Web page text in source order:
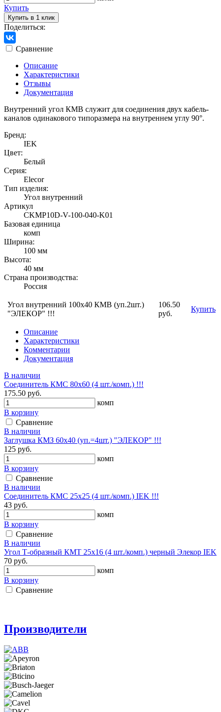
Купить
Купить в 1 клик
Поделиться:
Сравнение
Описание
Характеристики
Отзывы
Документация
Внутренний угол КМВ служит для соединения двух кабель-
каналов одинакового типоразмера на внутреннем углу 90°.
Бренд:
IEK
Цвет:
Белый
Серия:
Elecor
Тип изделия:
Угол внутренний
Артикул
CKMP10D-V-100-040-K01
Базовая единица
комп
Ширина:
100 мм
Высота:
40 мм
Страна производства:
Россия
Угол внутренний 100х40 КМВ (уп.2шт.)
"ЭЛЕКОР" !!!
106.50
руб.
Купить
Описание
Характеристики
Комментарии
Документация
В наличии
Соединитель КМС 80x60 (4 шт./комп.) !!!
175.50 руб.
комп
В корзину
Сравнение
В наличии
Заглушка КМЗ 60х40 (уп.=4шт.) "ЭЛЕКОР" !!!
125 руб.
комп
В корзину
Сравнение
В наличии
Соединитель КМС 25х25 (4 шт./комп.) IEK !!!
43 руб.
комп
В корзину
Сравнение
В наличии
Угол Т-образный КМТ 25х16 (4 шт./комп.) черный Элекор IEK
70 руб.
комп
В корзину
Сравнение
Производители